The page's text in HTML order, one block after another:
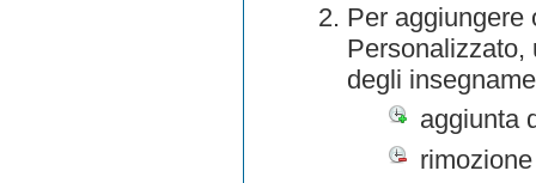
Per aggiungere
Personalizzato,
degli
aggiunta